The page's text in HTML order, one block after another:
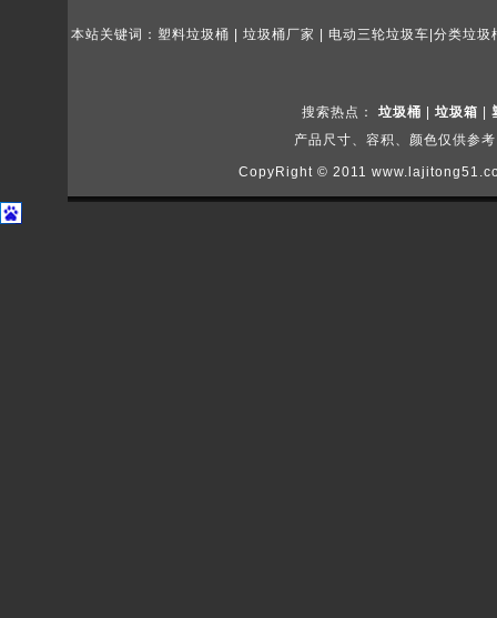
本站关键词：塑料垃圾桶 | 垃圾桶厂家 | 电动三轮垃圾车|分类垃
搜索热点：垃圾桶 |垃圾箱 |
产品尺寸、容积、颜色仅供参
CopyRight © 2011